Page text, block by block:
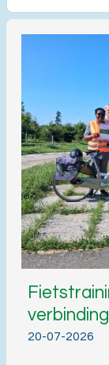
verbinding
20-07-2026